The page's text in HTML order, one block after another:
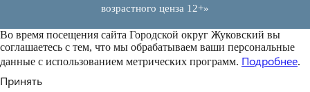
возрастного ценза 12+»
Во время посещения сайта Городской округ Жуковский вы
соглашаетесь с тем, что мы обрабатываем ваши персональные
данные с использованием метрических программ. Подробнее.
Принять